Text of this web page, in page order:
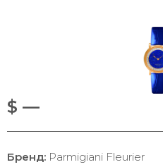
$ —
Бренд: Parmigiani Fleurier